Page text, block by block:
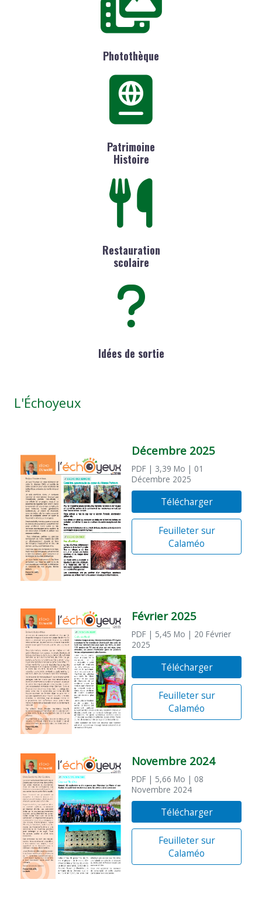
Photothèque
Patrimoine
Histoire
Restauration
scolaire
Idées de sortie
L'Échoyeux
Décembre 2025
PDF | 3,39 Mo | 01
Décembre 2025
Télécharger
Feuilleter sur
Calaméo
Février 2025
PDF | 5,45 Mo | 20 Février
2025
Télécharger
Feuilleter sur
Calaméo
Novembre 2024
PDF | 5,66 Mo | 08
Novembre 2024
Télécharger
Feuilleter sur
Calaméo